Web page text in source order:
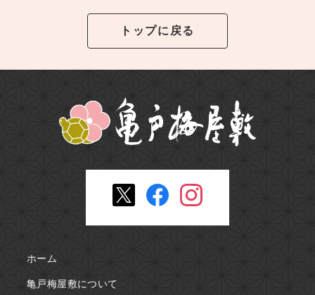
トップに戻る
ホーム
亀戸梅屋敷について